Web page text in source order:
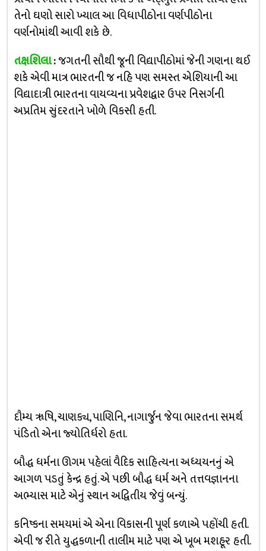
તેનો ઘણો સારો ખ્યાલ આ વિધાપીઠોના વર્ણપીઠોના
વર્ણનોમાંથી આવી શકે છે.
તક્ષશિલા:જગતની સૌથી જૂની વિદ્યાપીઠોમાં જેની ગણના થઈ
શકે એવી માત્ર ભારતની જ નહિ પણ સમસ્ત એશિયાની આ
વિદ્યાદાત્રી ભારતના વાયવ્યના પ્રવેશદ્વાર ઉપર નિસર્ગની
અપ્રતિમ સુંદરતાને ખોળે વિકસી હતી.
દૌમ્ય ૠષિ, ચાણક્ય, પાણિનિ, નાગાર્જુન જેવા ભારતના સમર્થ
પંડિતો એના જ્યોતિર્ધરો હતા.
બૌદ્ધ ધર્મના ઊગમ પહેલાં વૈદિક સાહિત્યના અધ્યયનનું એ
આગળ પડતું કેન્દ્ર હતું. એ પછી બૌદ્ધ ધર્મ અને તત્તવજ્ઞાનના
અભ્યાસ માટે એનું સ્થાન અદ્વિતીય જેવું બન્યું.
કનિષ્કના સમયમાં એ એના વિકાસની પૂર્ણ કળાએ પહોંચી હતી.
એવી જ રીતે યુદ્ધકળાની તાલીમ માટે પણ એ ખૂબ મશહૂર હતી.